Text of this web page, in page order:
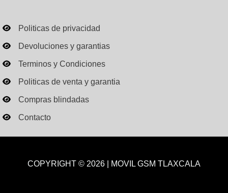
Politicas de privacidad
Devoluciones y garantias
Terminos y Condiciones
Politicas de venta y garantia
Compras blindadas
Contacto
COPYRIGHT © 2026 | MOVIL GSM TLAXCALA